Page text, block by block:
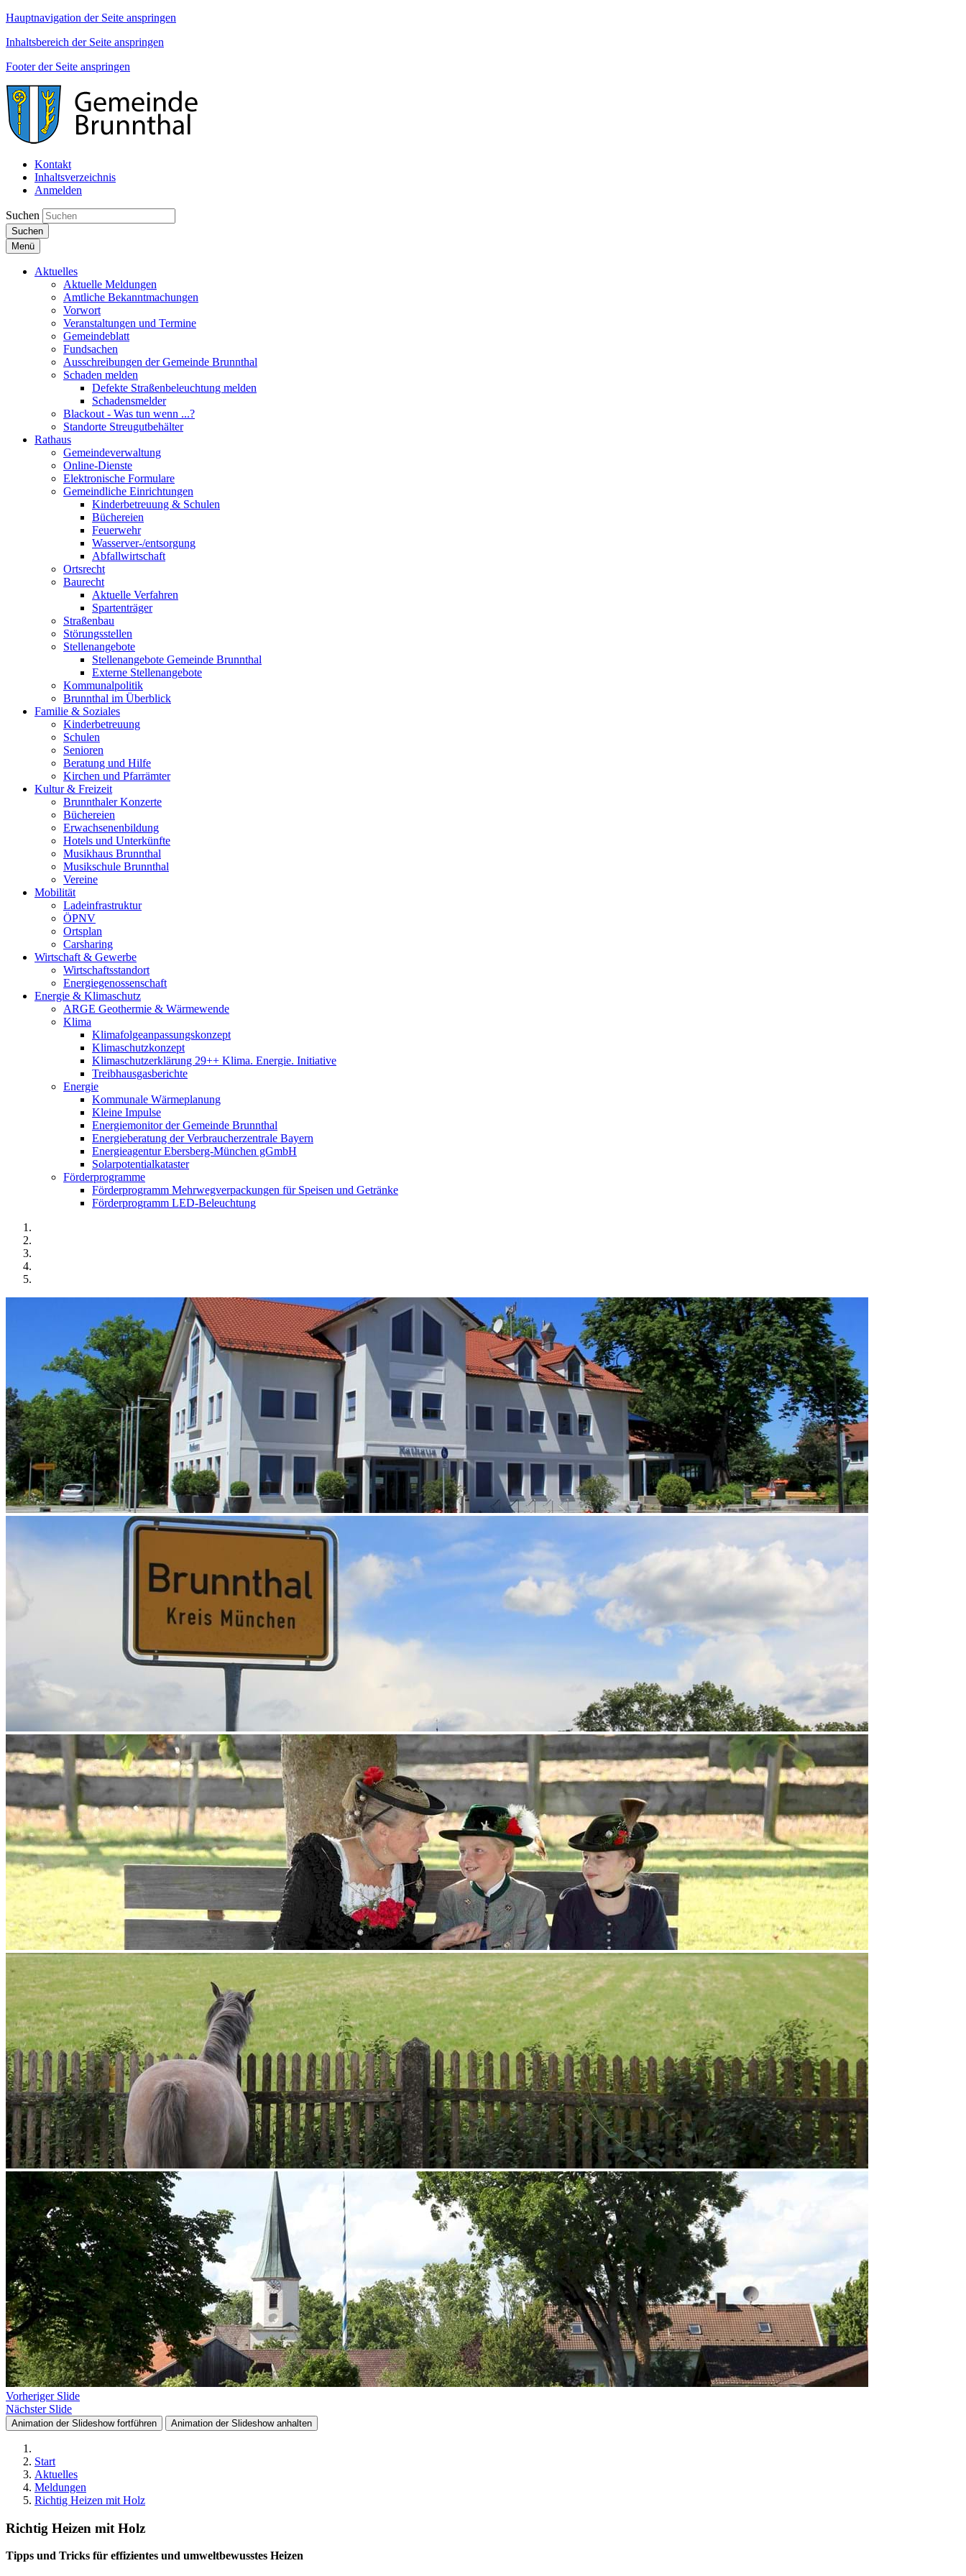
Hauptnavigation der Seite anspringen
Inhaltsbereich der Seite anspringen
Footer der Seite anspringen
Kontakt
Inhaltsverzeichnis
Anmelden
Suchen
Suchen
Menü
Aktuelles
Aktuelle Meldungen
Amtliche Bekanntmachungen
Vorwort
Veranstaltungen und Termine
Gemeindeblatt
Fundsachen
Ausschreibungen der Gemeinde Brunnthal
Schaden melden
Defekte Straßenbeleuchtung melden
Schadensmelder
Blackout - Was tun wenn ...?
Standorte Streugutbehälter
Rathaus
Gemeindeverwaltung
Online-Dienste
Elektronische Formulare
Gemeindliche Einrichtungen
Kinderbetreuung & Schulen
Büchereien
Feuerwehr
Wasserver-/entsorgung
Abfallwirtschaft
Ortsrecht
Baurecht
Aktuelle Verfahren
Spartenträger
Straßenbau
Störungsstellen
Stellenangebote
Stellenangebote Gemeinde Brunnthal
Externe Stellenangebote
Kommunalpolitik
Brunnthal im Überblick
Familie & Soziales
Kinderbetreuung
Schulen
Senioren
Beratung und Hilfe
Kirchen und Pfarrämter
Kultur & Freizeit
Brunnthaler Konzerte
Büchereien
Erwachsenenbildung
Hotels und Unterkünfte
Musikhaus Brunnthal
Musikschule Brunnthal
Vereine
Mobilität
Ladeinfrastruktur
ÖPNV
Ortsplan
Carsharing
Wirtschaft & Gewerbe
Wirtschaftsstandort
Energiegenossenschaft
Energie & Klimaschutz
ARGE Geothermie & Wärmewende
Klima
Klimafolgeanpassungskonzept
Klimaschutzkonzept
Klimaschutzerklärung 29++ Klima. Energie. Initiative
Treibhausgasberichte
Energie
Kommunale Wärmeplanung
Kleine Impulse
Energiemonitor der Gemeinde Brunnthal
Energieberatung der Verbraucherzentrale Bayern
Energieagentur Ebersberg-München gGmbH
Solarpotentialkataster
Förderprogramme
Förderprogramm Mehrwegverpackungen für Speisen und Getränke
Förderprogramm LED-Beleuchtung
Vorheriger Slide
Nächster Slide
Animation der Slideshow fortführen Animation der Slideshow anhalten
Start
Aktuelles
Meldungen
Richtig Heizen mit Holz
Richtig Heizen mit Holz
Tipps und Tricks für effizientes und umweltbewusstes Heizen